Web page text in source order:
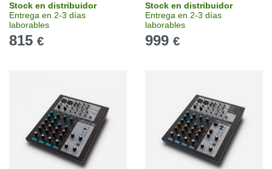
Stock en distribuidor
Entrega en 2-3 días
laborables
815 €
Stock en distribuidor
Entrega en 2-3 días
laborables
999 €